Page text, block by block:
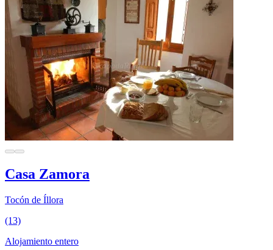
Casa Zamora
Tocón de Íllora
(13)
Alojamiento entero